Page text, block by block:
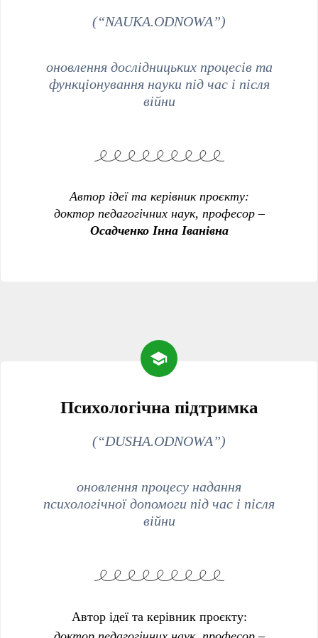
(“NAUKA.ODNOWA”)
оновлення дослідницьких процесів та
функціонування науки під час і після
війни
Автор ідеї та керівник проєкту:
доктор педагогічних наук, професор –
Осадченко Інна Іванівна
Психологічна підтримка
(“DUSHA.ODNOWA”)
оновлення процесу надання
психологічної допомоги під час і після
війни
Автор ідеї та керівник проєкту: